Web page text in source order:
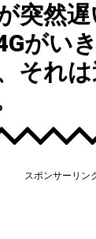
突然
がい
それ
スポンサーリン